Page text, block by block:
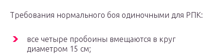
Требования нормального боя одиночными для РПК:
все четыре пробоины вмещаются в круг
диаметром 15 см;